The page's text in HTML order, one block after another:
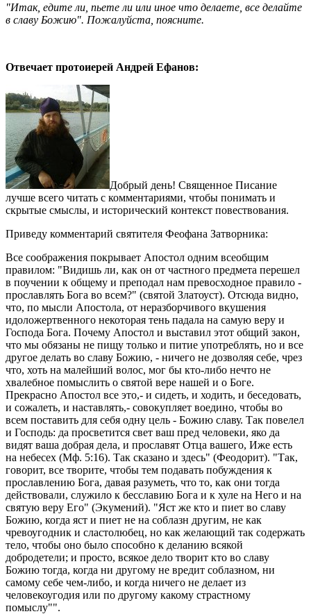
"Итак, едите ли, пьете ли или иное что делаете, все делайте
в славу Божию". Пожалуйста, поясните.
Отвечает протоиерей Андрей Ефанов:
Добрый день! Священное Писание
лучше всего читать с комментариями, чтобы понимать и
скрытые смыслы, и исторический контекст повествования.
Приведу комментарий святителя Феофана Затворника:
Все соображения покрывает Апостол одним всеобщим
правилом: "Видишь ли, как он от частного предмета перешел
в поучении к общему и преподал нам превосходное правило -
прославлять Бога во всем?" (святой Златоуст). Отсюда видно,
что, по мысли Апостола, от неразборчивого вкушения
идоложертвенного некоторая тень падала на самую веру и
Господа Бога. Почему Апостол и выставил этот общий закон,
что мы обязаны не пищу только и питие употреблять, но и все
другое делать во славу Божию, - ничего не дозволяя себе, чрез
что, хоть на малейший волос, мог бы кто-либо нечто не
хвалебное помыслить о святой вере нашей и о Боге.
Прекрасно Апостол все это,- и сидеть, и ходить, и беседовать,
и сожалеть, и наставлять,- совокупляет воедино, чтобы во
всем поставить для себя одну цель - Божию славу. Так повелел
и Господь: да просветится свет ваш пред человеки, яко да
видят ваша добрая дела, и прославят Отца вашего, Иже есть
на небесех (Мф. 5:16). Так сказано и здесь" (Феодорит). "Так,
говорит, все творите, чтобы тем подавать побуждения к
прославлению Бога, давая разуметь, что то, как они тогда
действовали, служило к бесславию Бога и к хуле на Него и на
святую веру Его" (Экумений). "Яст же кто и пиет во славу
Божию, когда яст и пиет не на соблазн другим, не как
чревоугодник и сластолюбец, но как желающий так содержать
тело, чтобы оно было способно к деланию всякой
добродетели; и просто, всякое дело творит кто во славу
Божию тогда, когда ни другому не вредит соблазном, ни
самому себе чем-либо, и когда ничего не делает из
человекоугодия или по другому какому страстному
помыслу"".